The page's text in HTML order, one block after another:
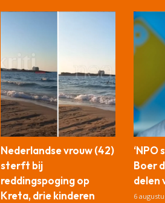
Nederlandse vrouw (42)
sterft bij
reddingspoging op
Kreta, drie kinderen
‘NPO
Boer
delen
6